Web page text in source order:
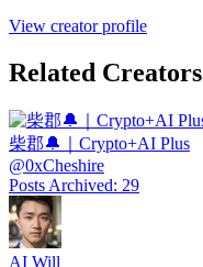
View creator profile
Related Creators
柴郡🔔｜Crypto+AI Plus
@0xCheshire
Posts Archived: 29
AI Will